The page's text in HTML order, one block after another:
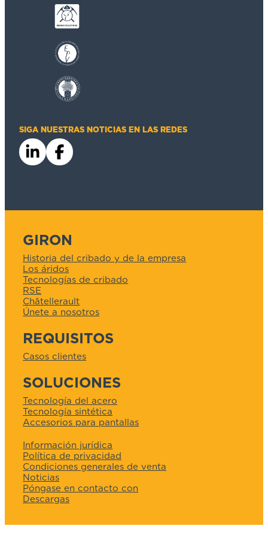
SIGA NUESTRAS NOTICIAS EN LAS REDES
GIRON
Historia del cribado y de la empresa
Los áridos
Tecnologías de cribado
RSE
Châtellerault
Únete a nosotros
REQUISITOS
Casos clientes
SOLUCIONES
Tecnología del acero
Tecnología sintética
Accesorios para pantallas
Información jurídica
Política de privacidad
Condiciones generales de venta
Noticias
Póngase en contacto con
Descargas